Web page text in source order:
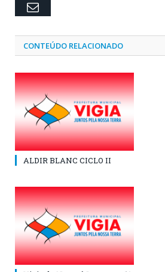
Email
CONTEÚDO RELACIONADO
ALDIR BLANC CICLO II